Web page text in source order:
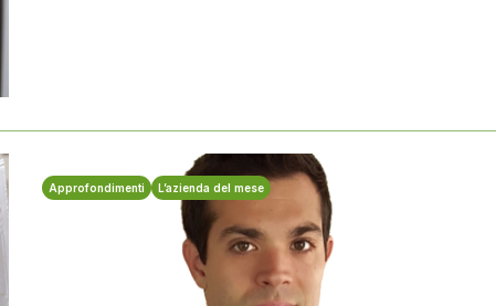
Approfondimenti L’azienda del mese